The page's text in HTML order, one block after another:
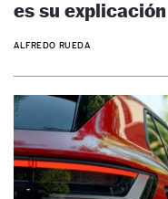
es su explicación
ALFREDO RUEDA